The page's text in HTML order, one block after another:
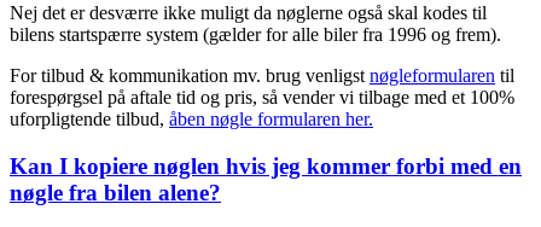
Nej det er desværre ikke muligt da nøglerne også skal kodes til
bilens startspærre system (gælder for alle biler fra 1996 og frem).
For tilbud & kommunikation mv. brug venligst nøgleformularen til
forespørgsel på aftale tid og pris, så vender vi tilbage med et 100%
uforpligtende tilbud, åben nøgle formularen her.
Kan I kopiere nøglen hvis jeg kommer forbi med en
nøgle fra bilen alene?